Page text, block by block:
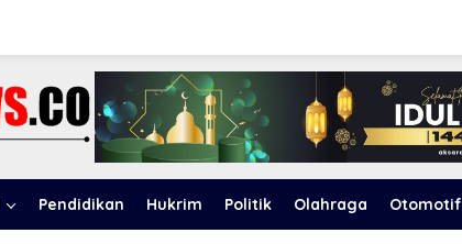
Pendidikan Hukrim Politik Olahraga Otomotif